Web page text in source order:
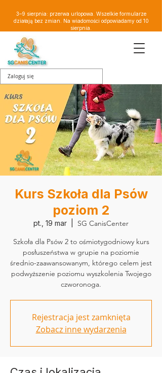
3–9 sierpnia: przerwa urlopowa. Wszelkie formularze
działają bez zmian. Na wiadomości odpowiadamy od 10
sierpnia.
Zaloguj się
Kurs Szkoła dla Psów
poziom 2
pt., 19 mar
SG CanisCenter
Szkoła dla Psów 2 to ośmiotygodniowy kurs
posłuszeństwa w grupie na poziomie
średnio-zaawansowanym, którego celem jest
podwyższenie poziomu wyszkolenia Twojego
czworonoga.
Rejestracja jest zamknięta
Zobacz inne wydarzenia